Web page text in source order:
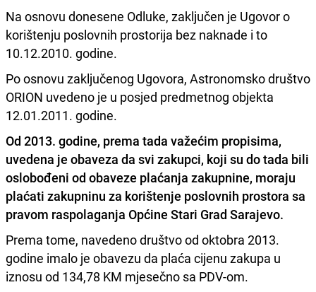
Na osnovu donesene Odluke, zaključen je Ugovor o
korištenju poslovnih prostorija bez naknade i to
10.12.2010. godine.
Po osnovu zaključenog Ugovora, Astronomsko društvo
ORION uvedeno je u posjed predmetnog objekta
12.01.2011. godine.
Od 2013. godine, prema tada važećim propisima,
uvedena je obaveza da svi zakupci, koji su do tada bili
oslobođeni od obaveze plaćanja zakupnine, moraju
plaćati zakupninu za korištenje poslovnih prostora sa
pravom raspolaganja Općine Stari Grad Sarajevo.
Prema tome, navedeno društvo od oktobra 2013.
godine imalo je obavezu da plaća cijenu zakupa u
iznosu od 134,78 KM mjesečno sa PDV-om.